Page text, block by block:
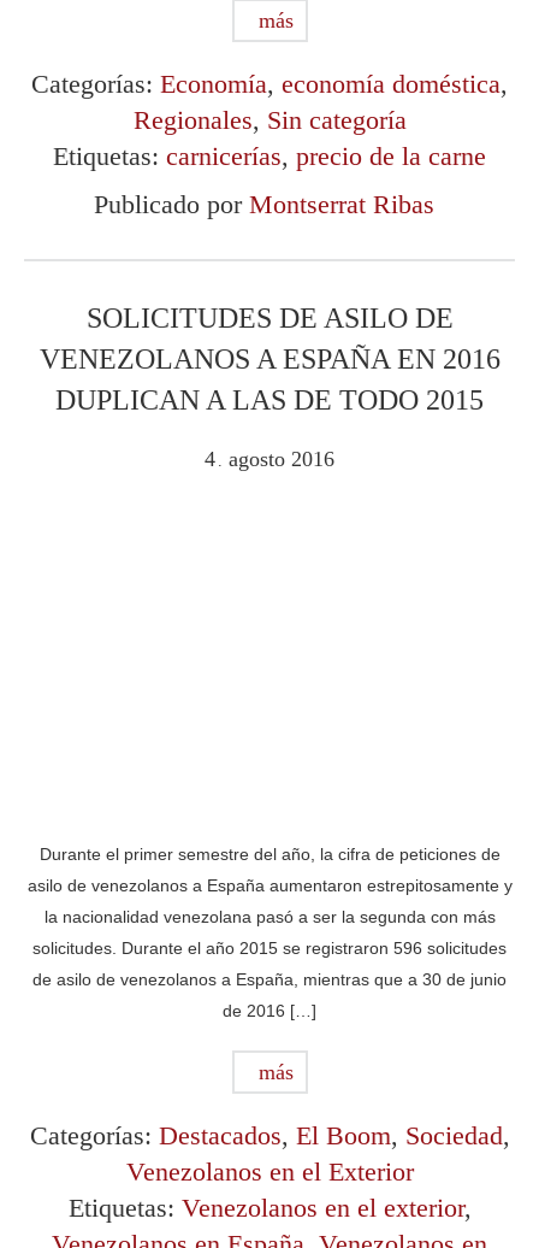
más
Categorías: Economía, economía doméstica,
Regionales, Sin categoría
Etiquetas: carnicerías, precio de la carne
Publicado por Montserrat Ribas
SOLICITUDES DE ASILO DE
VENEZOLANOS A ESPAÑA EN 2016
DUPLICAN A LAS DE TODO 2015
4 agosto 2016
Durante el primer semestre del año, la cifra de peticiones de
asilo de venezolanos a España aumentaron estrepitosamente y
la nacionalidad venezolana pasó a ser la segunda con más
solicitudes. Durante el año 2015 se registraron 596 solicitudes
de asilo de venezolanos a España, mientras que a 30 de junio
de 2016 […]
más
Categorías: Destacados, El Boom, Sociedad,
Venezolanos en el Exterior
Etiquetas: Venezolanos en el exterior,